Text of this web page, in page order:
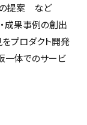
の提案 など
成果事例の創出
プロダクト開発
一体でのサービ